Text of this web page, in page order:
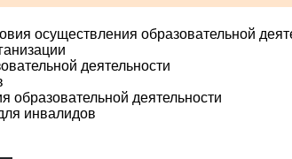
осуществления образовательной
деятельности
образовательной деятельности
инвалидов